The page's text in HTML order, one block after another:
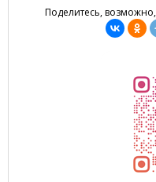
Поделитесь,